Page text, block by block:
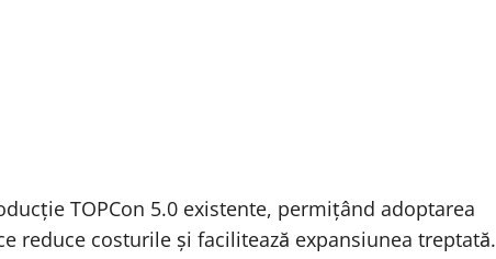
TOPCon 5.0 existente, permițând adoptarea
reduce costurile și facilitează expansiunea treptată.